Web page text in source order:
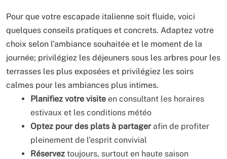
Pour que votre escapade italienne soit fluide, voici
quelques conseils pratiques et concrets. Adaptez votre
choix selon l’ambiance souhaitée et le moment de la
journée; privilégiez les déjeuners sous les arbres pour les
terrasses les plus exposées et privilégiez les soirs
calmes pour les ambiances plus intimes.
Planifiez votre visite en consultant les horaires
estivaux et les conditions météo
Optez pour des plats à partagerafin de profiter
pleinement de l’esprit convivial
Réservez toujours, surtout en haute saison